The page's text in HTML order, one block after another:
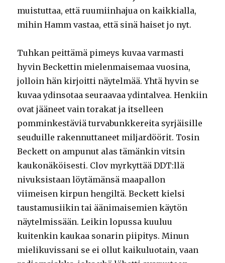
muistuttaa, että ruumiinhajua on kaikkialla,
mihin Hamm vastaa, että sinä haiset jo nyt.
Tuhkan peittämä pimeys kuvaa varmasti
hyvin Beckettin mielenmaisemaa vuosina,
jolloin hän kirjoitti näytelmää. Yhtä hyvin se
kuvaa ydinsotaa seuraavaa ydintalvea. Henkiin
ovat jääneet vain torakat ja itselleen
pomminkestäviä turvabunkkereita syrjäisille
seuduille rakennuttaneet miljardöörit. Tosin
Beckett on ampunut alas tämänkin vitsin
kaukonäköisesti. Clov myrkyttää DDT:llä
nivuksistaan löytämänsä maapallon
viimeisen kirpun hengiltä. Beckett kielsi
taustamusiikin tai äänimaisemien käytön
näytelmissään. Leikin lopussa kuuluu
kuitenkin kaukaa sonarin piipitys. Minun
mielikuvissani se ei ollut kaikuluotain, vaan